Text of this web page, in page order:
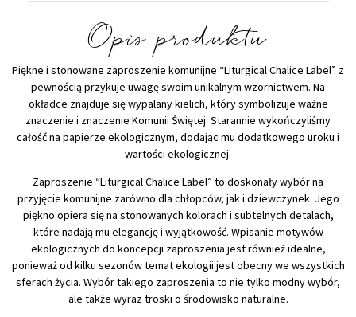
Opis produktu
Piękne i stonowane zaproszenie komunijne “Liturgical Chalice Label” z
pewnością przykuje uwagę swoim unikalnym wzornictwem. Na
okładce znajduje się wypalany kielich, który symbolizuje ważne
znaczenie i znaczenie Komunii Świętej. Starannie wykończyliśmy
całość na papierze ekologicznym, dodając mu dodatkowego uroku i
wartości ekologicznej.
Zaproszenie “Liturgical Chalice Label” to doskonały wybór na
przyjęcie komunijne zarówno dla chłopców, jak i dziewczynek. Jego
piękno opiera się na stonowanych kolorach i subtelnych detalach,
które nadają mu elegancję i wyjątkowość. Wpisanie motywów
ekologicznych do koncepcji zaproszenia jest również idealne,
ponieważ od kilku sezonów temat ekologii jest obecny we wszystkich
sferach życia. Wybór takiego zaproszenia to nie tylko modny wybór,
ale także wyraz troski o środowisko naturalne.